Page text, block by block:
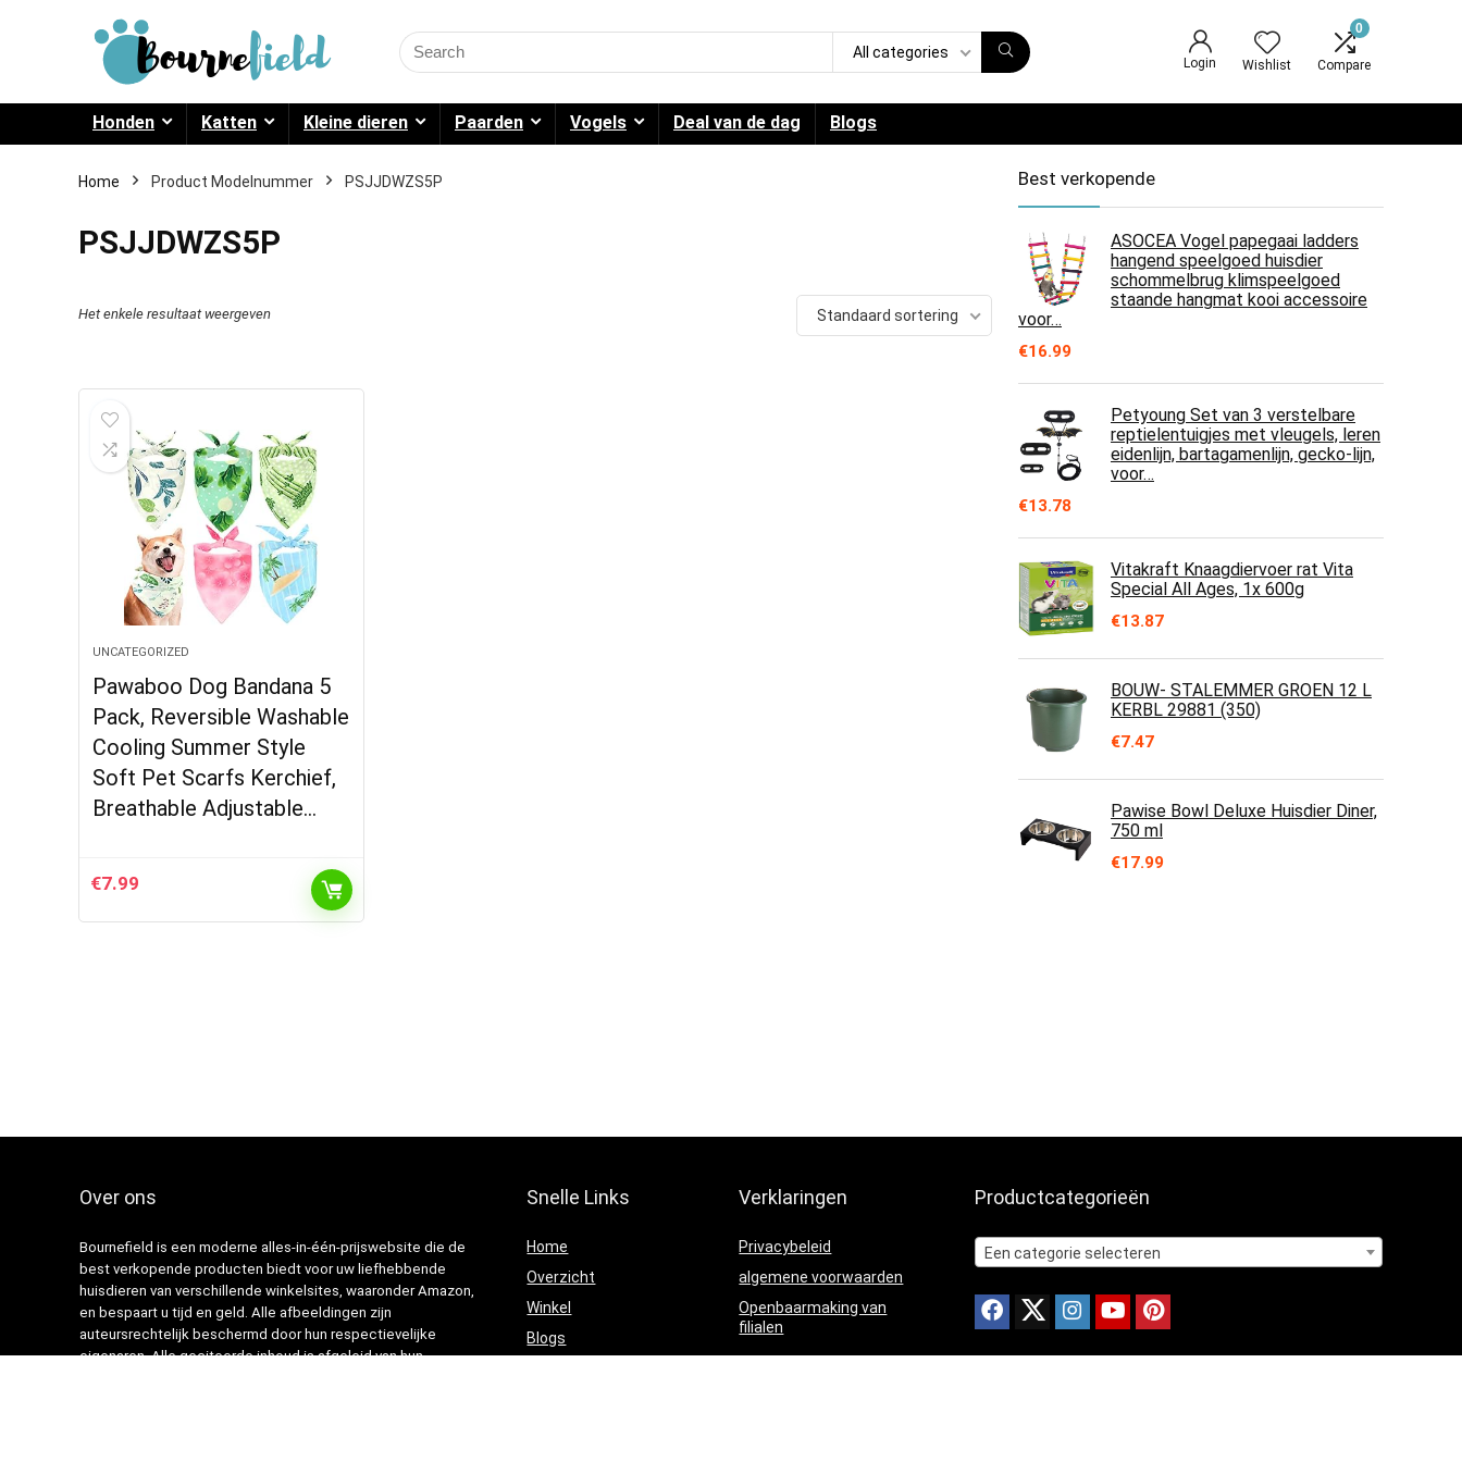
Search
for:
All categories
Login Wishlist
0
Compare
Honden Katten Kleine dieren Paarden Vogels Deal van de dag Blogs
Home Product Modelnummer PSJJDWZS5P
PSJJDWZS5P
Het enkele resultaat weergeven Standaard sortering
UNCATEGORIZED
Pawaboo Dog Bandana 5
Pack, Reversible Washable
Cooling Summer Style
Soft Pet Scarfs Kerchief,
Breathable Adjustable…
€7.99
Best verkopende
ASOCEA Vogel papegaai ladders
hangend speelgoed huisdier
schommelbrug klimspeelgoed
staande hangmat kooi accessoire
voor…
€16.99
Petyoung Set van 3 verstelbare
reptielentuigjes met vleugels, leren
eidenlijn, bartagamenlijn, gecko-lijn,
voor…
€13.78
Vitakraft Knaagdiervoer rat Vita
Special All Ages, 1x 600g
€13.87
BOUW- STALEMMER GROEN 12 L
KERBL 29881 (350)
€7.47
Pawise Bowl Deluxe Huisdier Diner,
750 ml
€17.99
Over ons
Bournefield is een moderne alles-in-één-prijswebsite die de
best verkopende producten biedt voor uw liefhebbende
huisdieren van verschillende winkelsites, waaronder Amazon,
en bespaart u tijd en geld. Alle afbeeldingen zijn
auteursrechtelijk beschermd door hun respectievelijke
eigenaren. Alle geciteerde inhoud is afgeleid van hun
Snelle Links
Home
Overzicht
Winkel
Blogs
Verklaringen
Privacybeleid
algemene voorwaarden
Openbaarmaking van
filialen
Productcategorieën
Een categorie selecteren